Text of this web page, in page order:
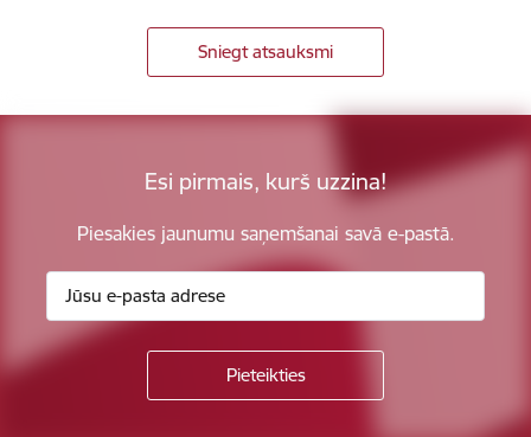
Sniegt atsauksmi
Esi pirmais, kurš uzzina!
Piesakies jaunumu saņemšanai savā e-pastā.